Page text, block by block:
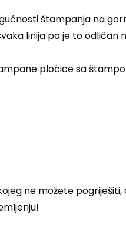
štampanja na
linija pa je to odličan
pločice sa
ne možete pogriješiti,